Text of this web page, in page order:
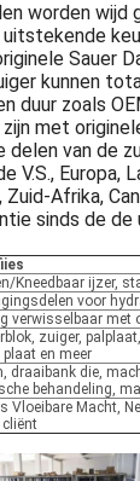
worden wijd
Sauer
kunnen
duur zoals
met
delen van de
V.S., Europa,
Zuid-Afrika,
sinds de
Kneedbaar ijzer,
voor
verwisselbaar met
zuiger,
en meer
draaibank die,
behandeling,
Vloeibare Macht,
cliënt